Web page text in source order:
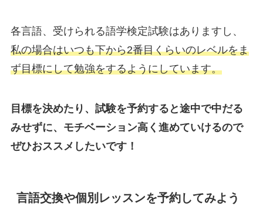
各言語、受けられる語学検定試験はありますし、
私の場合はいつも下から2番目くらいのレベルをま
ず目標にして勉強をするようにしています。
目標を決めたり、試験を予約すると途中で中だる
みせずに、モチベーション高く進めていけるので
ぜひおススメしたいです！
言語交換や個別レッスンを予約してみよう